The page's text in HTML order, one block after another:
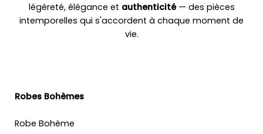
légèreté, élégance et authenticité— des pièces
intemporelles qui s'accordent à chaque moment de
vie.
Robes Bohèmes
Robe Bohème